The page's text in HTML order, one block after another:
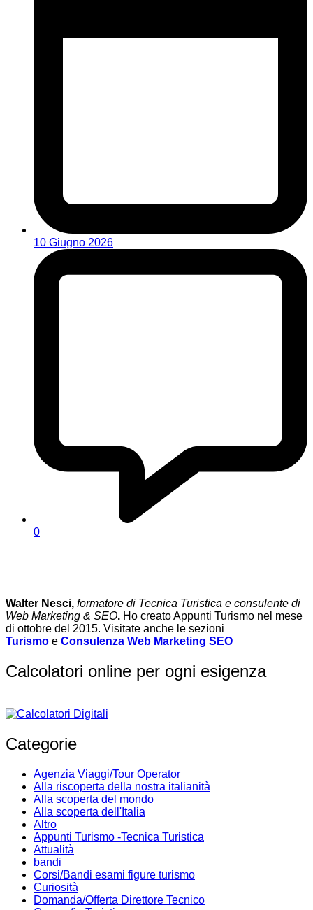
10 Giugno 2026
0
Walter Nesci, formatore di Tecnica Turistica e consulente di
Web Marketing & SEO. Ho creato Appunti Turismo nel mese
di ottobre del 2015. Visitate anche le sezioni
Turismo e Consulenza Web Marketing SEO
Calcolatori online per ogni esigenza
Categorie
Agenzia Viaggi/Tour Operator
Alla riscoperta della nostra italianità
Alla scoperta del mondo
Alla scoperta dell'Italia
Altro
Appunti Turismo -Tecnica Turistica
Attualità
bandi
Corsi/Bandi esami figure turismo
Curiosità
Domanda/Offerta Direttore Tecnico